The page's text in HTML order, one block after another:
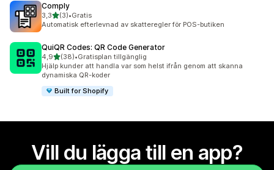
Comply
3,3av 5 stjärnor
(3)
3 recensioner totalt
•Gratis
Automatisk efterlevnad av skatteregler för POS-butiken
QuiQR Codes: QR Code Generator
4,9av 5 stjärnor
(38)
38 recensioner totalt
•Gratisplan tillgänglig
Hjälp kunder att handla var som helst ifrån genom att skanna
dynamiska QR-koder
Built for Shopify
Vill du lägga till en app?